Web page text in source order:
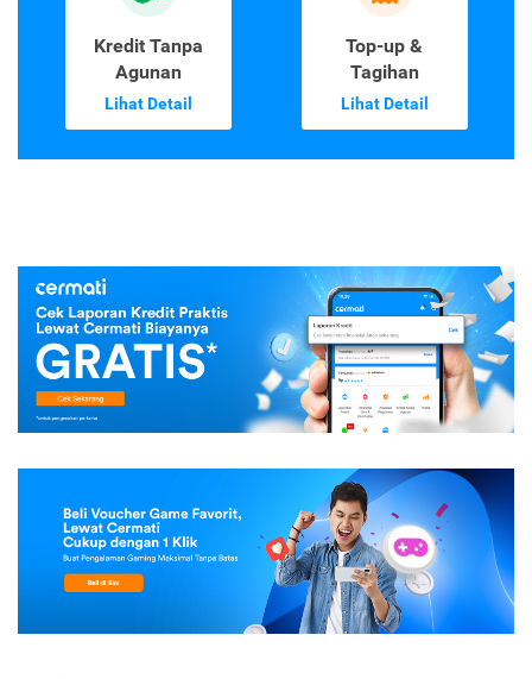
Kredit Tanpa
Agunan
Lihat Detail
Top-up &
Tagihan
Lihat Detail